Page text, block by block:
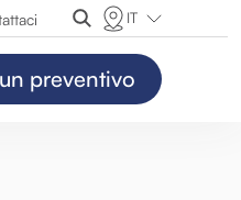
IT
preventivo